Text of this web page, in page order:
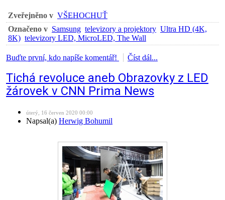
Zveřejněno v VŠEHOCHUŤ
Označeno v Samsung televizory a projektory Ultra HD (4K,
8K) televizory LED, MicroLED, The Wall
Buďte první, kdo napíše komentář! Číst dál...
Tichá revoluce aneb Obrazovky z LED
žárovek v CNN Prima News
úterý, 16 červen 2020 00:00
Napsal(a) Herwig Bohumil